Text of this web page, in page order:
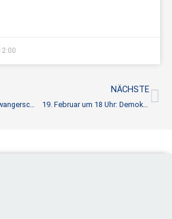
Spätabbruch der Schwangerschaft darf kein Tabu bleiben – Gegen die bestehende Praxis der Indikation!
NÄCHSTE
19. Februar um 18 Uhr: Demokratie und Humanismus: Werte, die verbinden – Perspektiven zur Bundestagswahl 2025